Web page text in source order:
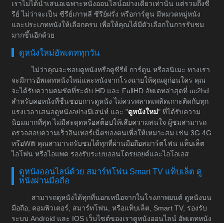
เราไม่ได้นำเสนอเฉพาะหนังออนไลน์อย่างเดียวเท่านั้น แต่รวมถึงซี
รีย์ ไม่ว่าจะเป็น ซีรีย์เกาหลี ซีรีย์ฝรั่ง หรือการ์ตูน มีหมวดหมู่หนัง
และประเภทหนังให้เลือกครบ เพื่อให้คุณได้มีตัวเลือกในการรับชม
มากขึ้นอีกด้วย
ดูหนังใหม่อัพเดททุกวัน
ไม่ว่าคุณจะชอบดูหนังหรือดูซีรีย์ การ์ตูน หรืออนิเมะ ทางเรา
จะมีการอัพเดทหนังใหม่และหนังจากโรงฉายให้คุณดูก่อนใคร คุณ
จะได้รับความคมชัดที่ระดับ HD และ FullHD อัพเดทล่าสุดที่ uc2hd
สำหรับคอหนังที่ชื่นชอบการดูหนัง ไม่ควรพลาดเพลิดเกาะติดกับทุก
แรงเวลาเสนอดูหนังอย่างมีเสน่ห์ และ "ดูหนังใหม่" ที่ได้รับความ
นิยมมากที่สุด ไม่มีสะดุดหรือสต็อปให้เสียความสนใจ ผู้ชมสามารถ
ตรวจสอบความเร็วอินเทอร์เน็ตของตนเพื่อให้เหมาะสม เช่น 3G 4G
หรือWifi คุณสามารถรับชมได้ทุกที่ผ่านมือถือสมาร์ตโฟน แท็บเล็ต
ไอโฟน หรือไอแพด รองรับระบบออนโดรยอยด์และไอโอเอส
ดูหนังออนไลน์ด้วย สมาร์ทโฟน Smart TV แท็บเล็ต ดู
หนังผ่านมือถือ
สามารถดูหนังได้ทุกที่นอกเหนือจากในโรงภาพยนต์ ดูหนังบน
มือถือ, คอมพิวเตอร์, สมาร์ทโฟน, หรือแท็บเล็ต, Smart TV, รองรับ
ระบบ Android และ IOS เว็บไซต์ของเราดูหนังออนไลน์ อัพเดทหนัง